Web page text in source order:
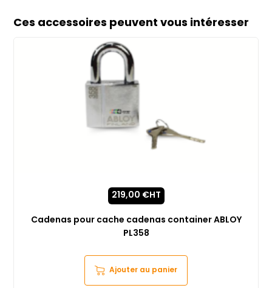
Ces accessoires peuvent vous intéresser
Cadenas pour cache cadenas container ABLOY
PL358
219,00 €HT
Ajouter au panier